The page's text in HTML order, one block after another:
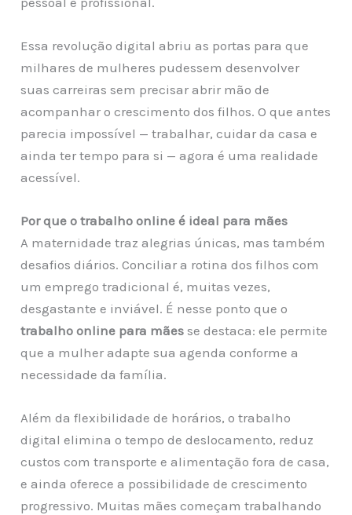
Essa revolução digital abriu as portas para que
milhares de mulheres pudessem desenvolver
suas carreiras sem precisar abrir mão de
acompanhar o crescimento dos filhos. O que antes
parecia impossível — trabalhar, cuidar da casa e
ainda ter tempo para si — agora é uma realidade
acessível.
Por que o trabalho online é ideal para mães
A maternidade traz alegrias únicas, mas também
desafios diários. Conciliar a rotina dos filhos com
um emprego tradicional é, muitas vezes,
desgastante e inviável. É nesse ponto que o
trabalho online para mães se destaca: ele permite
que a mulher adapte sua agenda conforme a
necessidade da família.
Além da flexibilidade de horários, o trabalho
digital elimina o tempo de deslocamento, reduz
custos com transporte e alimentação fora de casa,
e ainda oferece a possibilidade de crescimento
progressivo. Muitas mães começam trabalhando